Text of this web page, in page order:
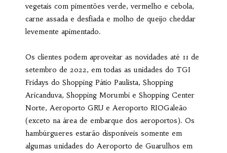
vegetais com pimentões verde, vermelho e cebola,
carne assada e desfiada e molho de queijo cheddar
levemente apimentado.
Os clientes podem aproveitar as novidades até 11 de
setembro de 2022, em todas as unidades do TGI
Fridays do Shopping Pátio Paulista, Shopping
Aricanduva, Shopping Morumbi e Shopping Center
Norte, Aeroporto GRU e Aeroporto RIOGaleão
(exceto na área de embarque dos aeroportos). Os
hambúrgueres estarão disponíveis somente em
algumas unidades do Aeroporto de Guarulhos em